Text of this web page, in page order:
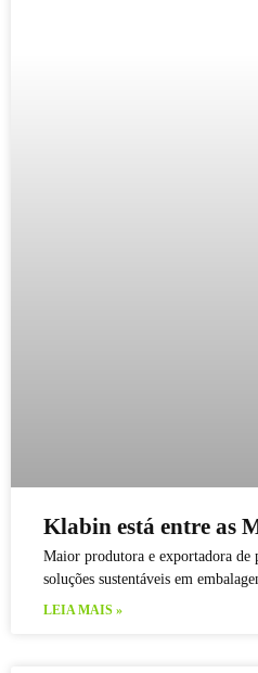
Klabin está entre as
Maior produtora e exportadora de
soluções sustentáveis em
LEIA MAIS »